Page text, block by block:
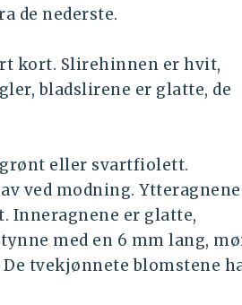
de nederste.
kort. Slirehinnen er hvit,
bladslirene er glatte, de
eller svartfiolett.
ved modning.
Inneragnene er glatte,
med en 6 mm lang,
tvekjønnete blomstene